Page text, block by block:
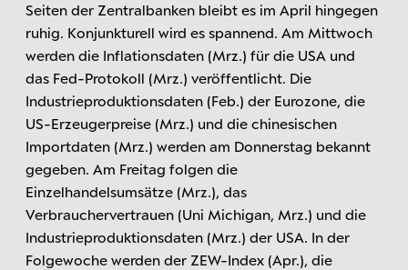
Seiten der Zentralbanken bleibt es im April hingegen
ruhig. Konjunkturell wird es spannend. Am Mittwoch
werden die Inflationsdaten (Mrz.) für die USA und
das Fed-Protokoll (Mrz.) veröffentlicht. Die
Industrieproduktionsdaten (Feb.) der Eurozone, die
US-Erzeugerpreise (Mrz.) und die chinesischen
Importdaten (Mrz.) werden am Donnerstag bekannt
gegeben. Am Freitag folgen die
Einzelhandelsumsätze (Mrz.), das
Verbrauchervertrauen (Uni Michigan, Mrz.) und die
Industrieproduktionsdaten (Mrz.) der USA. In der
Folgewoche werden der ZEW-Index (Apr.), die